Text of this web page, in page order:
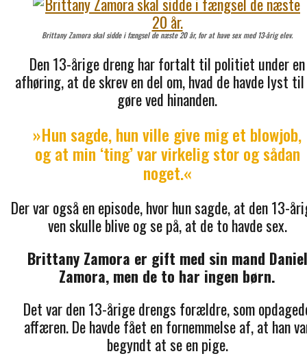
Brittany Zamora skal sidde i fængsel de næste 20 år, for at have sex med 13-årig elev.
Den 13-årige dreng har fortalt til politiet under en
afhøring, at de skrev en del om, hvad de havde lyst
gøre ved hinanden.
»Hun sagde, hun ville give mig et blowjob,
og at min ‘ting’ var virkelig stor og sådan
noget.«
Der var også en episode, hvor hun sagde, at den 13-
ven skulle blive og se på, at de to havde sex.
Brittany Zamora er gift med sin mand Daniel
Zamora, men de to har ingen børn.
Det var den 13-årige drengs forældre, som
affæren. De havde fået en fornemmelse af, at han
begyndt at se en pige.